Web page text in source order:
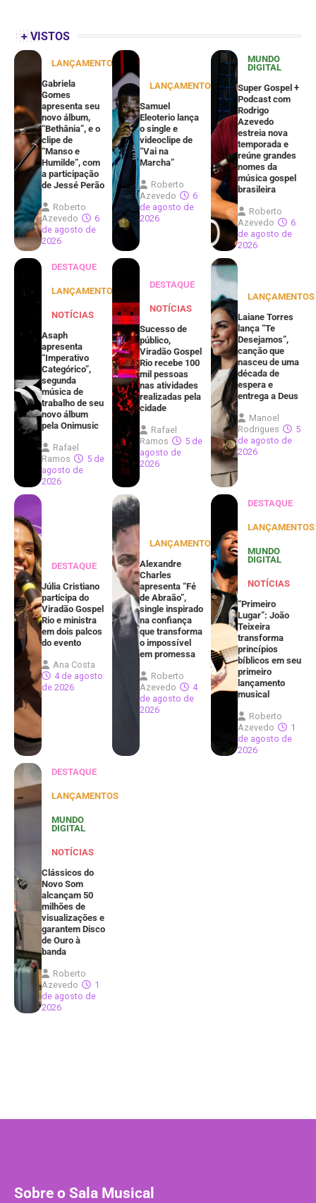
+ VISTOS
LANÇAMENTOS
Gabriela
Gomes
apresenta seu
novo álbum,
“Bethânia”, e o
clipe de
“Manso e
Humilde”, com
a participação
de Jessé Perão
Roberto
Azevedo
6
de agosto de
2026
LANÇAMENTOS
Samuel
Eleoterio lança
o single e
videoclipe de
“Vai na
Marcha”
Roberto
Azevedo
6
de agosto de
2026
MUNDO
DIGITAL
Super Gospel +
Podcast com
Rodrigo
Azevedo
estreia nova
temporada e
reúne grandes
nomes da
música gospel
brasileira
Roberto
Azevedo
6
de agosto de
2026
DESTAQUE
LANÇAMENTOS
NOTÍCIAS
Asaph
apresenta
“Imperativo
Categórico”,
segunda
música de
trabalho de seu
novo álbum
pela Onimusic
Rafael
Ramos
5 de
agosto de
2026
DESTAQUE
NOTÍCIAS
Sucesso de
público,
Viradão Gospel
Rio recebe 100
mil pessoas
nas atividades
realizadas pela
cidade
Rafael
Ramos
5 de
agosto de
2026
LANÇAMENTOS
Laiane Torres
lança “Te
Desejamos”,
canção que
nasceu de uma
década de
espera e
entrega a Deus
Manoel
Rodrigues
5
de agosto de
2026
DESTAQUE
Júlia Cristiano
participa do
Viradão Gospel
Rio e ministra
em dois palcos
do evento
Ana Costa
4 de agosto
de 2026
LANÇAMENTOS
Alexandre
Charles
apresenta “Fé
de Abraão”,
single inspirado
na confiança
que transforma
o impossível
em promessa
Roberto
Azevedo
4
de agosto de
2026
DESTAQUE
LANÇAMENTOS
MUNDO
DIGITAL
NOTÍCIAS
“Primeiro
Lugar”: João
Teixeira
transforma
princípios
bíblicos em seu
primeiro
lançamento
musical
Roberto
Azevedo
1
de agosto de
2026
DESTAQUE
LANÇAMENTOS
MUNDO
DIGITAL
NOTÍCIAS
Clássicos do
Novo Som
alcançam 50
milhões de
visualizações e
garantem Disco
de Ouro à
banda
Roberto
Azevedo
1
de agosto de
2026
Sobre o Sala Musical